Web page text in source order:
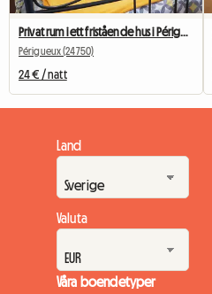
Périgueux (24750)
24 € / natt
Land
Valuta
Våra boendetyper